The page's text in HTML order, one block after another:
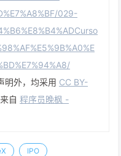
029-
明外，均采用 CC BY-
自 程序员晚枫 -
IPO